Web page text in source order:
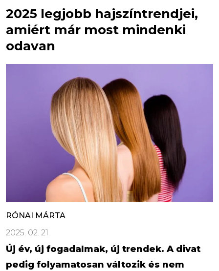
2025 legjobb hajszíntrendjei,
amiért már most mindenki
odavan
RÓNAI MÁRTA
2025. 02. 21.
Új év, új fogadalmak, új trendek. A divat
pedig folyamatosan változik és nem